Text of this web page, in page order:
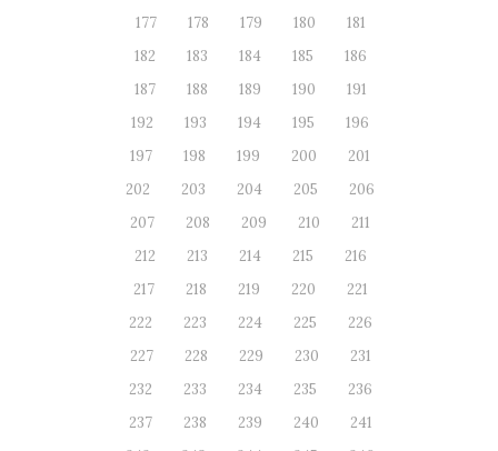
177
178 179 180
181
182
183 184 185
186
187
188 189 190
191
192
193 194 195
196
197
198 199 200
201
202
203 204 205
206
207
208 209 210
211
212
213 214 215
216
217
218 219 220
221
222
223 224 225
226
227
228 229 230
231
232
233 234 235
236
237
238 239 240
241